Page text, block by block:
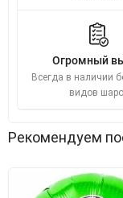
Огромный
Всегда в наличии
видов
Рекомендуем